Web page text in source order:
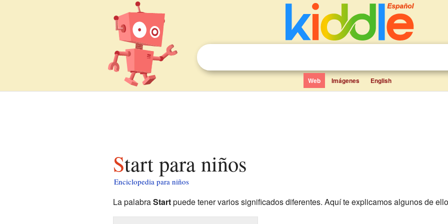
Web Imágenes English
Start para niños
Enciclopedia para niños
La palabraStartpuede tener varios significados diferentes. Aquí te explicamos algunos de